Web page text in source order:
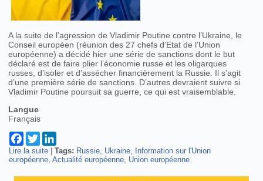
A la suite de l’agression de Vladimir Poutine contre l’Ukraine, le
Conseil européen (réunion des 27 chefs d’Etat de l’Union
européenne) a décidé hier une série de sanctions dont le but
déclaré est de faire plier l’économie russe et les oligarques
russes, d’isoler et d’assécher financièrement la Russie. Il s’agit
d’une première série de sanctions. D’autres devraient suivre si
Vladimir Poutine poursuit sa guerre, ce qui est vraisemblable.
Langue
Français
Facebook
Twitter
Lire la suite de Sanctions de l’Union Européenne contre Poutine, jusqu’où
?
|Tags: Russie Ukraine Information sur l'Union
européenne Actualité européenne Union européenne